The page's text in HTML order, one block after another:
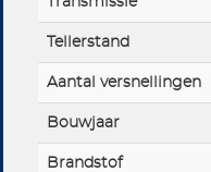
Tellerstand
Aantal versnellingen
Bouwjaar
Brandstof